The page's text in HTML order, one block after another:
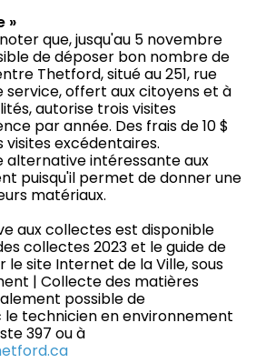
»
que, jusqu'au 5 novembre
de déposer bon nombre de
Thetford, situé au 251, rue
service, offert aux citoyens et à
autorise trois visites
par année. Des frais de 10 $
visites excédentaires.
alternative intéressante aux
puisqu'il permet de donner une
matériaux.
aux collectes est disponible
collectes 2023 et le guide de
le site Internet de la Ville, sous
| Collecte des matières
possible de
technicien en environnement
397 ou à